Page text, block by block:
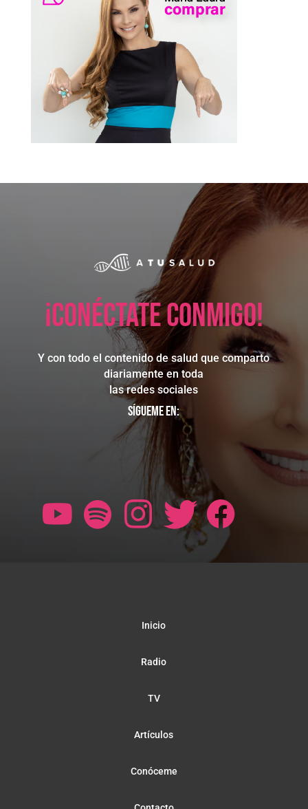
¡Conéctate conmigo!
Y con todo el contenido de salud que comparto
diariamente en toda
las redes sociales
Sígueme en:
Inicio
Radio
TV
Artículos
Conóceme